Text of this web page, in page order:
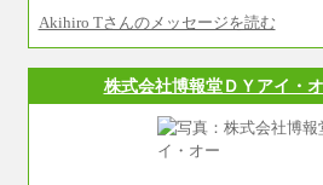
※試用期間中も給与に
Akihiro Tさんのメッセージを読む
株式会社博報堂ＤＹアイ・